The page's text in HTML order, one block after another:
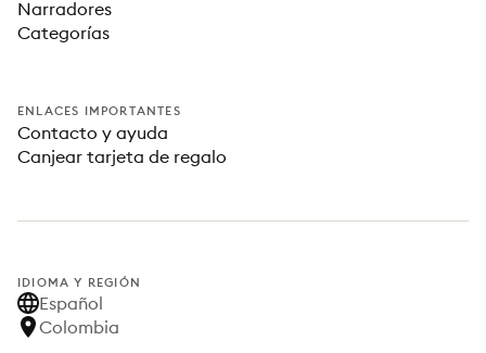
Narradores
Categorías
ENLACES IMPORTANTES
Contacto y ayuda
Canjear tarjeta de regalo
IDIOMA Y REGIÓN
Español
Colombia